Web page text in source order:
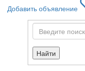
Добавить объявление
Найти